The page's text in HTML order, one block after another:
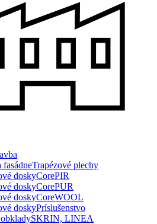
fasádneTrapézové plechy
doskyCorePIR
doskyCorePUR
doskyCoreWOOL
doskyPríslušenstvo
SKRIN, LINEA